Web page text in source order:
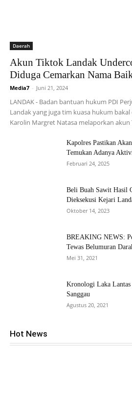
Daerah
Akun Tiktok Landak
Diduga Cemarkan Nama
Media7 - Juni 21, 2024
LANDAK - Badan bantuan hukum PDI
Landak yang juga tim kuasa hukum
Karolin Margret Natasa melaporkan akun
Kapolres Pastikan
Temukan Adanya
Februari 24, 2025
Beli Buah Sawit Hasil
Dieksekusi Kejari
Oktober 14, 2023
BREAKING NEWS:
Tewas Belumuran
Mei 31, 2021
Kronologi Laka Lantas
Sanggau
Agustus 20, 2021
Hot News